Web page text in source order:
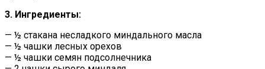
3. Ингредиенты:
— ½ стакана несладкого миндального масла
— ½ чашки лесных орехов
— ½ чашки семян подсолнечника